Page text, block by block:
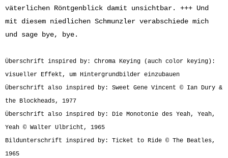
väterlichen Röntgenblick damit unsichtbar. +++ Und
mit diesem niedlichen Schmunzler verabschiede mich
und sage bye, bye.
Überschrift inspired by: Chroma Keying (auch color keying):
visueller Effekt, um Hintergrundbilder einzubauen
Überschrift also inspired by: Sweet Gene Vincent © Ian Dury &
the Blockheads, 1977
Überschrift also inspired by: Die Monotonie des Yeah, Yeah,
Yeah © Walter Ulbricht, 1965
Bildunterschrift inspired by: Ticket to Ride © The Beatles,
1965